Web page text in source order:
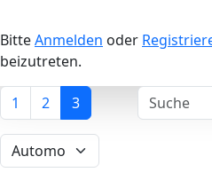
BitteAnmelden oder
beizutreten.
1 2 3